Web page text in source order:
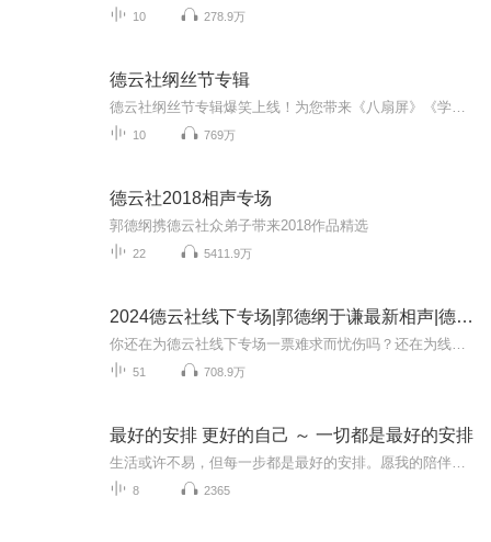
10 278.9万
德云社纲丝节专辑
10 769万
德云社2018相声专场
郭德纲携德云社众弟子带来2018作品精选
22 5411.9万
2024德云社线下专场|郭德纲于谦最新相声|德云社
51 708.9万
最好的安排 更好的自己 ～ 一切都是最好的安排
8 2365